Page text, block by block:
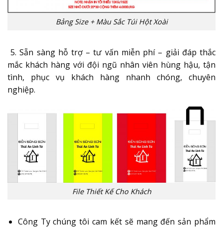
Bảng Size + Màu Sắc Túi Hột Xoài
5. Sẵn sàng hỗ trợ – tư vấn miễn phí – giải đáp thắc
mắc khách hàng với đội ngũ nhân viên hùng hậu, tận
tình, phục vụ khách hàng nhanh chóng, chuyên
nghiệp.
File Thiết Kế Cho Khách
Công Ty chúng tôi cam kết sẽ mang đến sản phẩm